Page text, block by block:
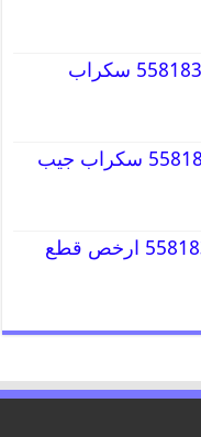
قطع غيار باجيرو 55818355 سكراب
قطع غيار جيب 55818355 سكراب جيب
قطع غيار دودج 55818355 ارخص قطع